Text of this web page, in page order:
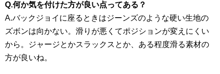
Q.何か気を付けた方が良い点ってある？
A.バックジョイに座るときはジーンズのような硬い生地の
ズボンは向かない。滑りが悪くてポジションが変えにくい
から。ジャージとかスラックスとか、ある程度滑る素材の
方が良いね。